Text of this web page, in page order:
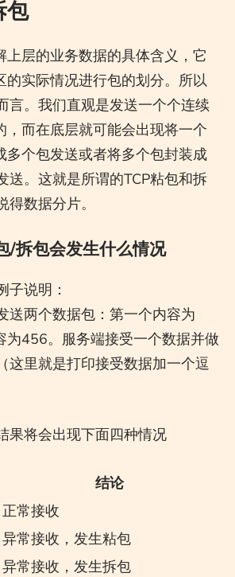
包
上层的业务数据的具体含义，它
的实际情况进行包的划分。所以
言。我们直观是发送一个个连续
，而在底层就可能会出现将一个
多个包发送或者将多个包封装成
送。这就是所谓的TCP粘包和拆
数据分片。
/拆包会发生什么情况
子说明：
送两个数据包：第一个内容为
为456。服务端接受一个数据并做
这里就是打印接受数据加一个逗
果将会出现下面四种情况
结论
正常接收
异常接收，发生粘包
异常接收，发生拆包